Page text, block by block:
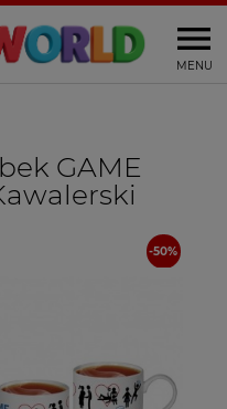
MENU
GAME